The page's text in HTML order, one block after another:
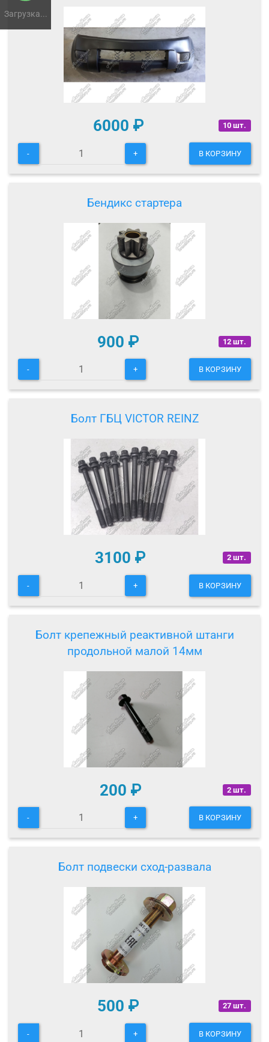
Загрузка...
10 шт.
6000 ₽
- + В КОРЗИНУ
Бендикс стартера
12 шт.
900 ₽
- + В КОРЗИНУ
Болт ГБЦ VICTOR REINZ
2 шт.
3100 ₽
- + В КОРЗИНУ
Болт крепежный реактивной штанги
продольной малой 14мм
2 шт.
200 ₽
- + В КОРЗИНУ
Болт подвески сход-развала
27 шт.
500 ₽
- + В КОРЗИНУ